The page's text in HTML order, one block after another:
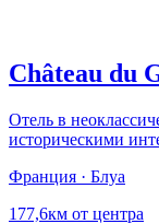
Château du
Отель в
историческими
Франция · Блуа
177,6км от центра